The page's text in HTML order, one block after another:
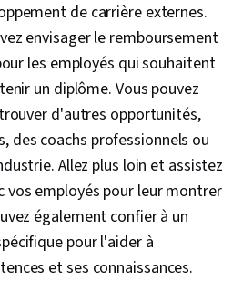
de carrière externes.
envisager le remboursement
les employés qui souhaitent
un diplôme. Vous pouvez
d'autres opportunités,
des coachs professionnels ou
Allez plus loin et assistez
vos employés pour leur montrer
également confier à un
pour l'aider à
et ses connaissances.